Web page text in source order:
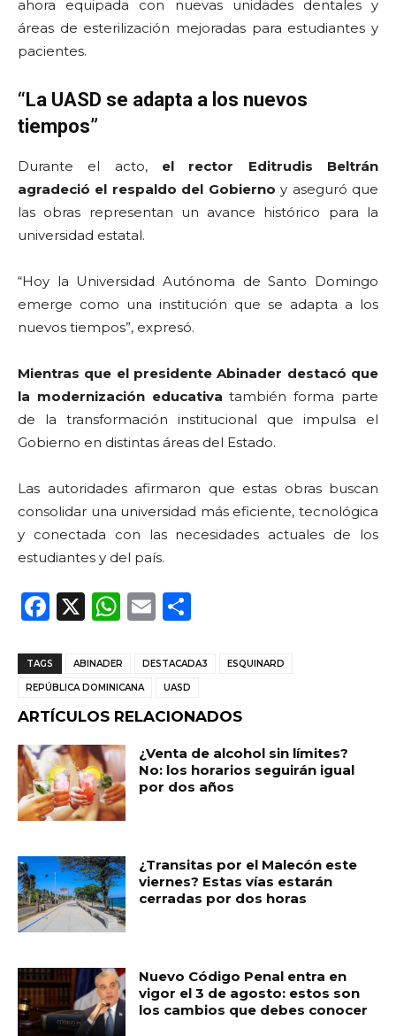
ahora equipada con nuevas unidades dentales y
áreas de esterilización mejoradas para estudiantes y
pacientes.
“La UASD se adapta a los nuevos
tiempos”
Durante el acto,el rector Editrudis Beltrán
agradeció el respaldo del Gobierno y aseguró que
las obras representan un avance histórico para la
universidad estatal.
“Hoy la Universidad Autónoma de Santo Domingo
emerge como una institución que se adapta a los
nuevos tiempos”, expresó.
Mientras que el presidente Abinader destacó que
la modernización educativatambién forma parte
de la transformación institucional que impulsa el
Gobierno en distintas áreas del Estado.
Las autoridades afirmaron que estas obras buscan
consolidar una universidad más eficiente, tecnológica
y conectada con las necesidades actuales de los
estudiantes y del país.
F
c
e
b
o
o
k
X
W
a
ts
A
p
p
E
ai m
ar
ti
r
TAGS ABINADER DESTACADA3 ESQUINARD
REPÚBLICA DOMINICANA UASD
ARTÍCULOS RELACIONADOS
¿Venta de alcohol sin límites?
No: los horarios seguirán igual
por dos años
¿Transitas por el Malecón este
viernes? Estas vías estarán
cerradas por dos horas
Nuevo Código Penal entra en
vigor el 3 de agosto: estos son
los cambios que debes conocer